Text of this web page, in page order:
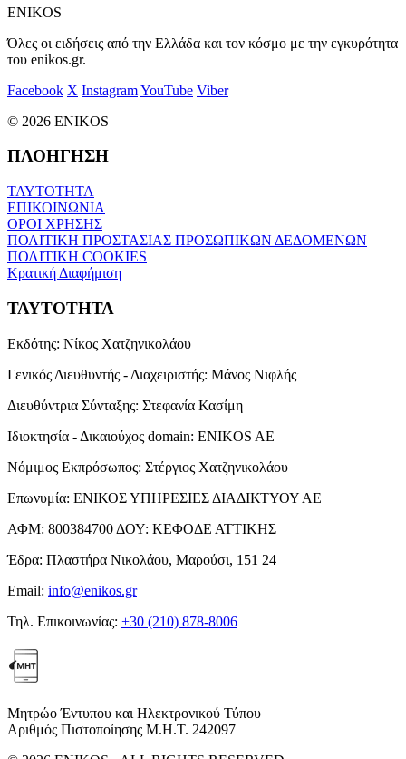
ENIKOS
Όλες οι ειδήσεις από την Ελλάδα και τον κόσμο με την εγκυρότητα
του enikos.gr.
Facebook X InstagramYouTube Viber
© 2026 ENIKOS
ΠΛΟΗΓΗΣΗ
ΤΑΥΤΟΤΗΤΑ
ΕΠΙΚΟΙΝΩΝΙΑ
ΟΡΟΙ ΧΡΗΣΗΣ
ΠΟΛΙΤΙΚΗ ΠΡΟΣΤΑΣΙΑΣ ΠΡΟΣΩΠΙΚΩΝ ΔΕΔΟΜΕΝΩΝ
ΠΟΛΙΤΙΚΗ COOKIES
Κρατική Διαφήμιση
ΤΑΥΤΟΤΗΤΑ
Εκδότης: Νίκος Χατζηνικολάου
Γενικός Διευθυντής - Διαχειριστής: Μάνος Νιφλής
Διευθύντρια Σύνταξης: Στεφανία Κασίμη
Ιδιοκτησία - Δικαιούχος domain: ENIKOS AE
Νόμιμος Εκπρόσωπος: Στέργιος Χατζηνικολάου
Επωνυμία: ΕΝΙΚΟΣ ΥΠΗΡΕΣΙΕΣ ΔΙΑΔΙΚΤΥΟΥ ΑΕ
ΑΦΜ: 800384700 ΔΟΥ: ΚΕΦΟΔΕ ΑΤΤΙΚΗΣ
Έδρα: Πλαστήρα Νικολάου, Μαρούσι, 151 24
Email: info@enikos.gr
Τηλ. Επικοινωνίας: +30 (210) 878-8006
Μητρώο Έντυπου και Ηλεκτρονικού Τύπου
Αριθμός Πιστοποίησης Μ.Η.Τ. 242097